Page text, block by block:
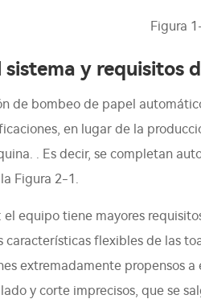
Figura
sistema y requisitos
de bombeo de papel
en lugar de la
. Es decir, se completan
Figura 2-1.
el equipo tiene mayores
características flexibles de las
extremadamente propensos
y corte imprecisos, que se